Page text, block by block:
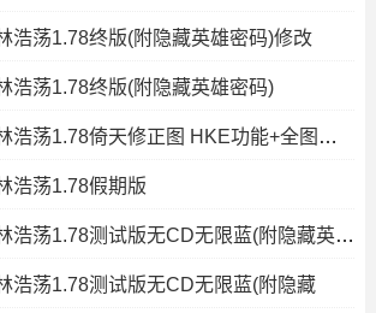
浩荡1.78终版(附隐藏英雄密码)修改
浩荡1.78终版(附隐藏英雄密码)
金庸群侠传之武林浩荡1.78倚天修正图 HKE功能+全图闪+钱木
浩荡1.78假期版
金庸群侠传之武林浩荡1.78测试版无CD无限蓝(附隐藏英雄密码)
浩荡1.78测试版无CD无限蓝(附隐藏